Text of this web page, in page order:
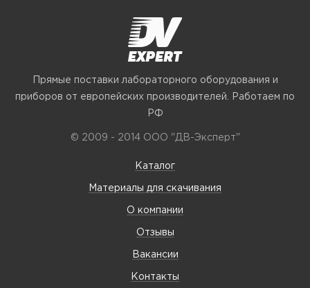
Прямые поставки лабораторного оборудования и
приборов от европейских производителей. Работаем по
РФ
© 2009 - 2014 ООО "ДВ-Эксперт"
Каталог
Материалы для скачивания
О компании
Отзывы
Вакансии
Контакты